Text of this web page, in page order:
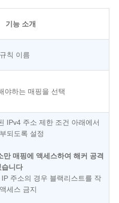
기능 소개
칙 이름
야하는 매핑을 선택
IPv4 주소 제한 조건 아래에서
되도록 설정
만 매핑에 액세스하여 해커 공격
니다
주소의 경우 블랙리스트를 작
세스 금지